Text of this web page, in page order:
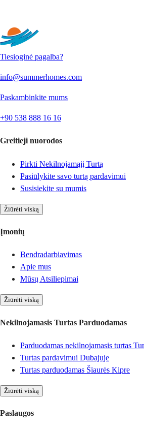
Tiesioginė pagalba?
info@summerhomes.com
Paskambinkite mums
+90 538 888 16 16
Greitieji nuorodos
Pirkti Nekilnojamąjį Turtą
Pasiūlykite savo turtą pardavimui
Susisiekite su mumis
Žiūrėti viską
Įmonių
Bendradarbiavimas
Apie mus
Mūsų Atsiliepimai
Žiūrėti viską
Nekilnojamasis Turtas Parduodamas
Parduodamas nekilnojamasis turtas
Turtas pardavimui Dubajuje
Turtas parduodamas Šiaurės Kipre
Žiūrėti viską
Paslaugos